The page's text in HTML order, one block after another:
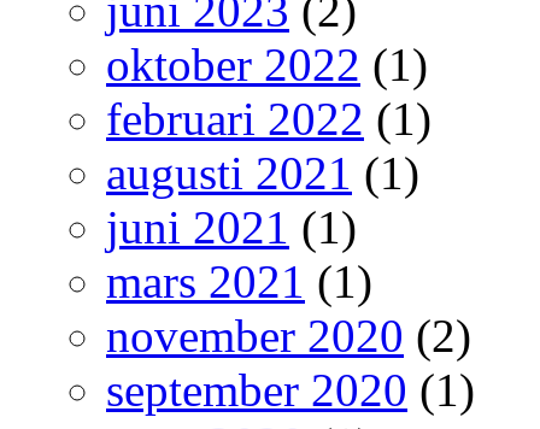
oktober 2022 (1)
februari 2022 (1)
augusti 2021 (1)
juni 2021 (1)
mars 2021 (1)
november 2020 (2)
september 2020 (1)